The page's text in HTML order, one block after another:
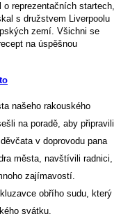
reprezentačních startech,
s družstvem Liverpoolu
zemí. Všichni se
na úspěšnou
našeho rakouského
na poradě, aby připravili
v doprovodu pana
města, navštívili radnici,
zajímavostí.
obřího sudu, který
svátku.